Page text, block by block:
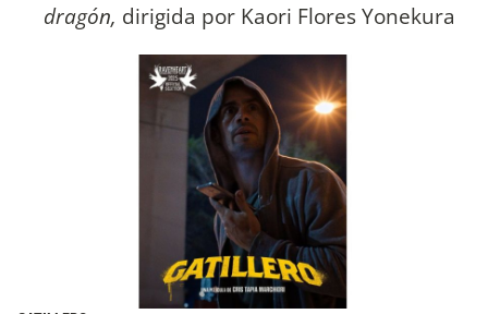
dragón, dirigida por Kaori Flores Yonekura